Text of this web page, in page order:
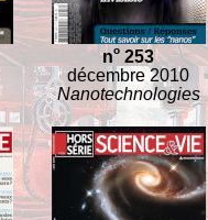
no 253
décembre 2010
Nanotechnologies